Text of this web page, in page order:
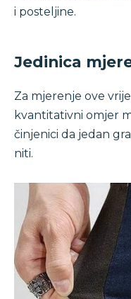
i posteljine.
Jedinica
Za mjerenje ove
kvantitativni omjer
činjenici da jedan
niti.